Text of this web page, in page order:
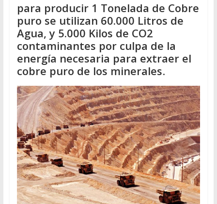
para producir 1 Tonelada de Cobre
puro se utilizan 60.000 Litros de
Agua, y 5.000 Kilos de CO2
contaminantes por culpa de la
energía necesaria para extraer el
cobre puro de los minerales.